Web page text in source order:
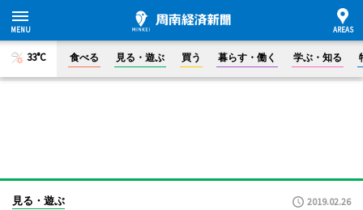
33°C 食べる 見る・遊ぶ 買う 暮らす・働く 学ぶ・知る
見る・遊ぶ 2019.02.26